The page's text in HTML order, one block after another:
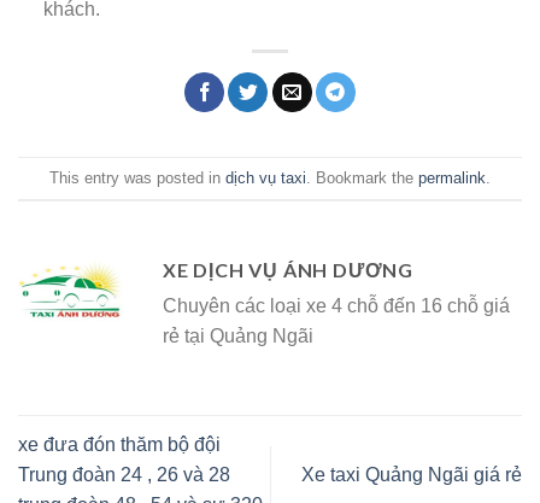
khách.
This entry was posted in dịch vụ taxi . Bookmark the permalink
XE DỊCH VỤ ÁNH DƯƠNG
Chuyên các loại xe 4 chỗ đến 16 chỗ giá
rẻ tại Quảng Ngãi
xe đưa đón thăm bộ đội
Trung đoàn 24 , 26 và 28
Xe taxi Quảng Ngãi giá rẻ